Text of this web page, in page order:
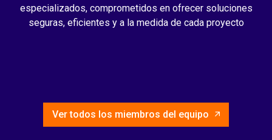
especializados, comprometidos en ofrecer soluciones
seguras, eficientes y a la medida de cada proyecto